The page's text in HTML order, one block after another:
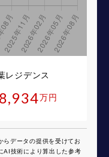
レジデンス
8,934万円
らデータの提供を受けてお
AI技術により算出した参考